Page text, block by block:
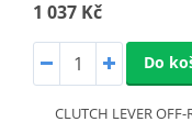
1 037 Kč
Do
CLUTCH LEVER